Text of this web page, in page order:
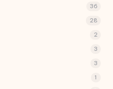
36
28
2
3
3
1